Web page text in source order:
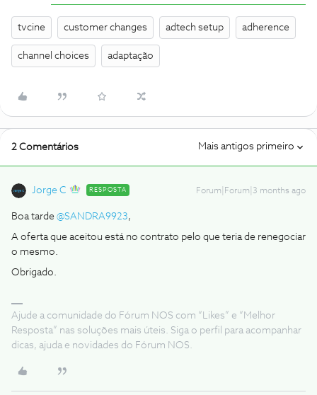
tvcine customer changes adtech setup adherence
channel choices adaptação
2 Comentários Mais antigos primeiro
Jorge C RESPOSTA Forum|Forum|3 months ago
Boa tarde ​ @SANDRA9923,
A oferta que aceitou está no contrato pelo que teria de renegociar
o mesmo.
Obrigado.
Ajude a comunidade do Fórum NOS com “Likes” e “Melhor
Resposta” nas soluções mais úteis. Siga o perfil para acompanhar
dicas, ajuda e novidades do Fórum NOS.